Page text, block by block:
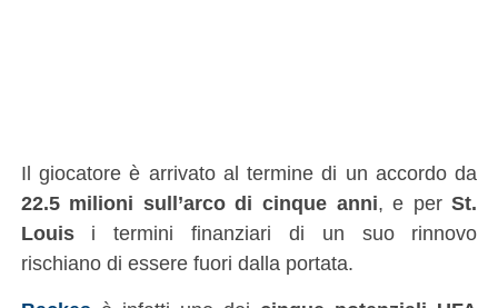
Il giocatore è arrivato al termine di un accordo da
22.5 milioni sull’arco di cinque anni, e perSt.
Louisi termini finanziari di un suo rinnovo
rischiano di essere fuori dalla portata.